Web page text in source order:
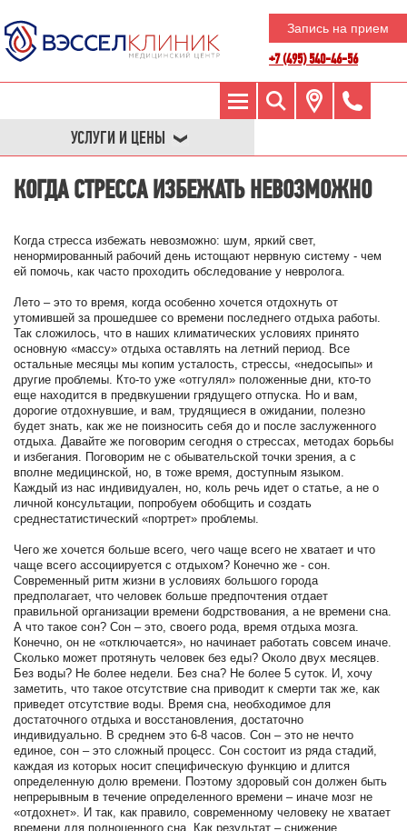
Запись на прием
+7 (495) 540-46-56
УСЛУГИ И ЦЕНЫ
КОГДА СТРЕССА ИЗБЕЖАТЬ НЕВОЗМОЖНО
Когда стресса избежать невозможно: шум, яркий свет,
ненормированный рабочий день истощают нервную систему - чем
ей помочь, как часто проходить обследование у невролога.
Лето – это то время, когда особенно хочется отдохнуть от
утомившей за прошедшее со времени последнего отдыха работы.
Так сложилось, что в наших климатических условиях принято
основную «массу» отдыха оставлять на летний период. Все
остальные месяцы мы копим усталость, стрессы, «недосыпы» и
другие проблемы. Кто-то уже «отгулял» положенные дни, кто-то
еще находится в предвкушении грядущего отпуска. Но и вам,
дорогие отдохнувшие, и вам, трудящиеся в ожидании, полезно
будет знать, как же не поизносить себя до и после заслуженного
отдыха. Давайте же поговорим сегодня о стрессах, методах борьбы
и избегания. Поговорим не с обывательской точки зрения, а с
вполне медицинской, но, в тоже время, доступным языком.
Каждый из нас индивидуален, но, коль речь идет о статье, а не о
личной консультации, попробуем обобщить и создать
среднестатистический «портрет» проблемы.
Чего же хочется больше всего, чего чаще всего не хватает и что
чаще всего ассоциируется с отдыхом? Конечно же - сон.
Современный ритм жизни в условиях большого города
предполагает, что человек больше предпочтения отдает
правильной организации времени бодрствования, а не времени сна.
А что такое сон? Сон – это, своего рода, время отдыха мозга.
Конечно, он не «отключается», но начинает работать совсем иначе.
Сколько может протянуть человек без еды? Около двух месяцев.
Без воды? Не более недели. Без сна? Не более 5 суток. И, хочу
заметить, что такое отсутствие сна приводит к смерти так же, как
приведет отсутствие воды. Время сна, необходимое для
достаточного отдыха и восстановления, достаточно
индивидуально. В среднем это 6-8 часов. Сон – это не нечто
единое, сон – это сложный процесс. Сон состоит из ряда стадий,
каждая из которых носит специфическую функцию и длится
определенную долю времени. Поэтому здоровый сон должен быть
непрерывным в течение определенного времени – иначе мозг не
«отдохнет». И так, как правило, современному человеку не хватает
времени для полноценного сна. Как результат – снижение